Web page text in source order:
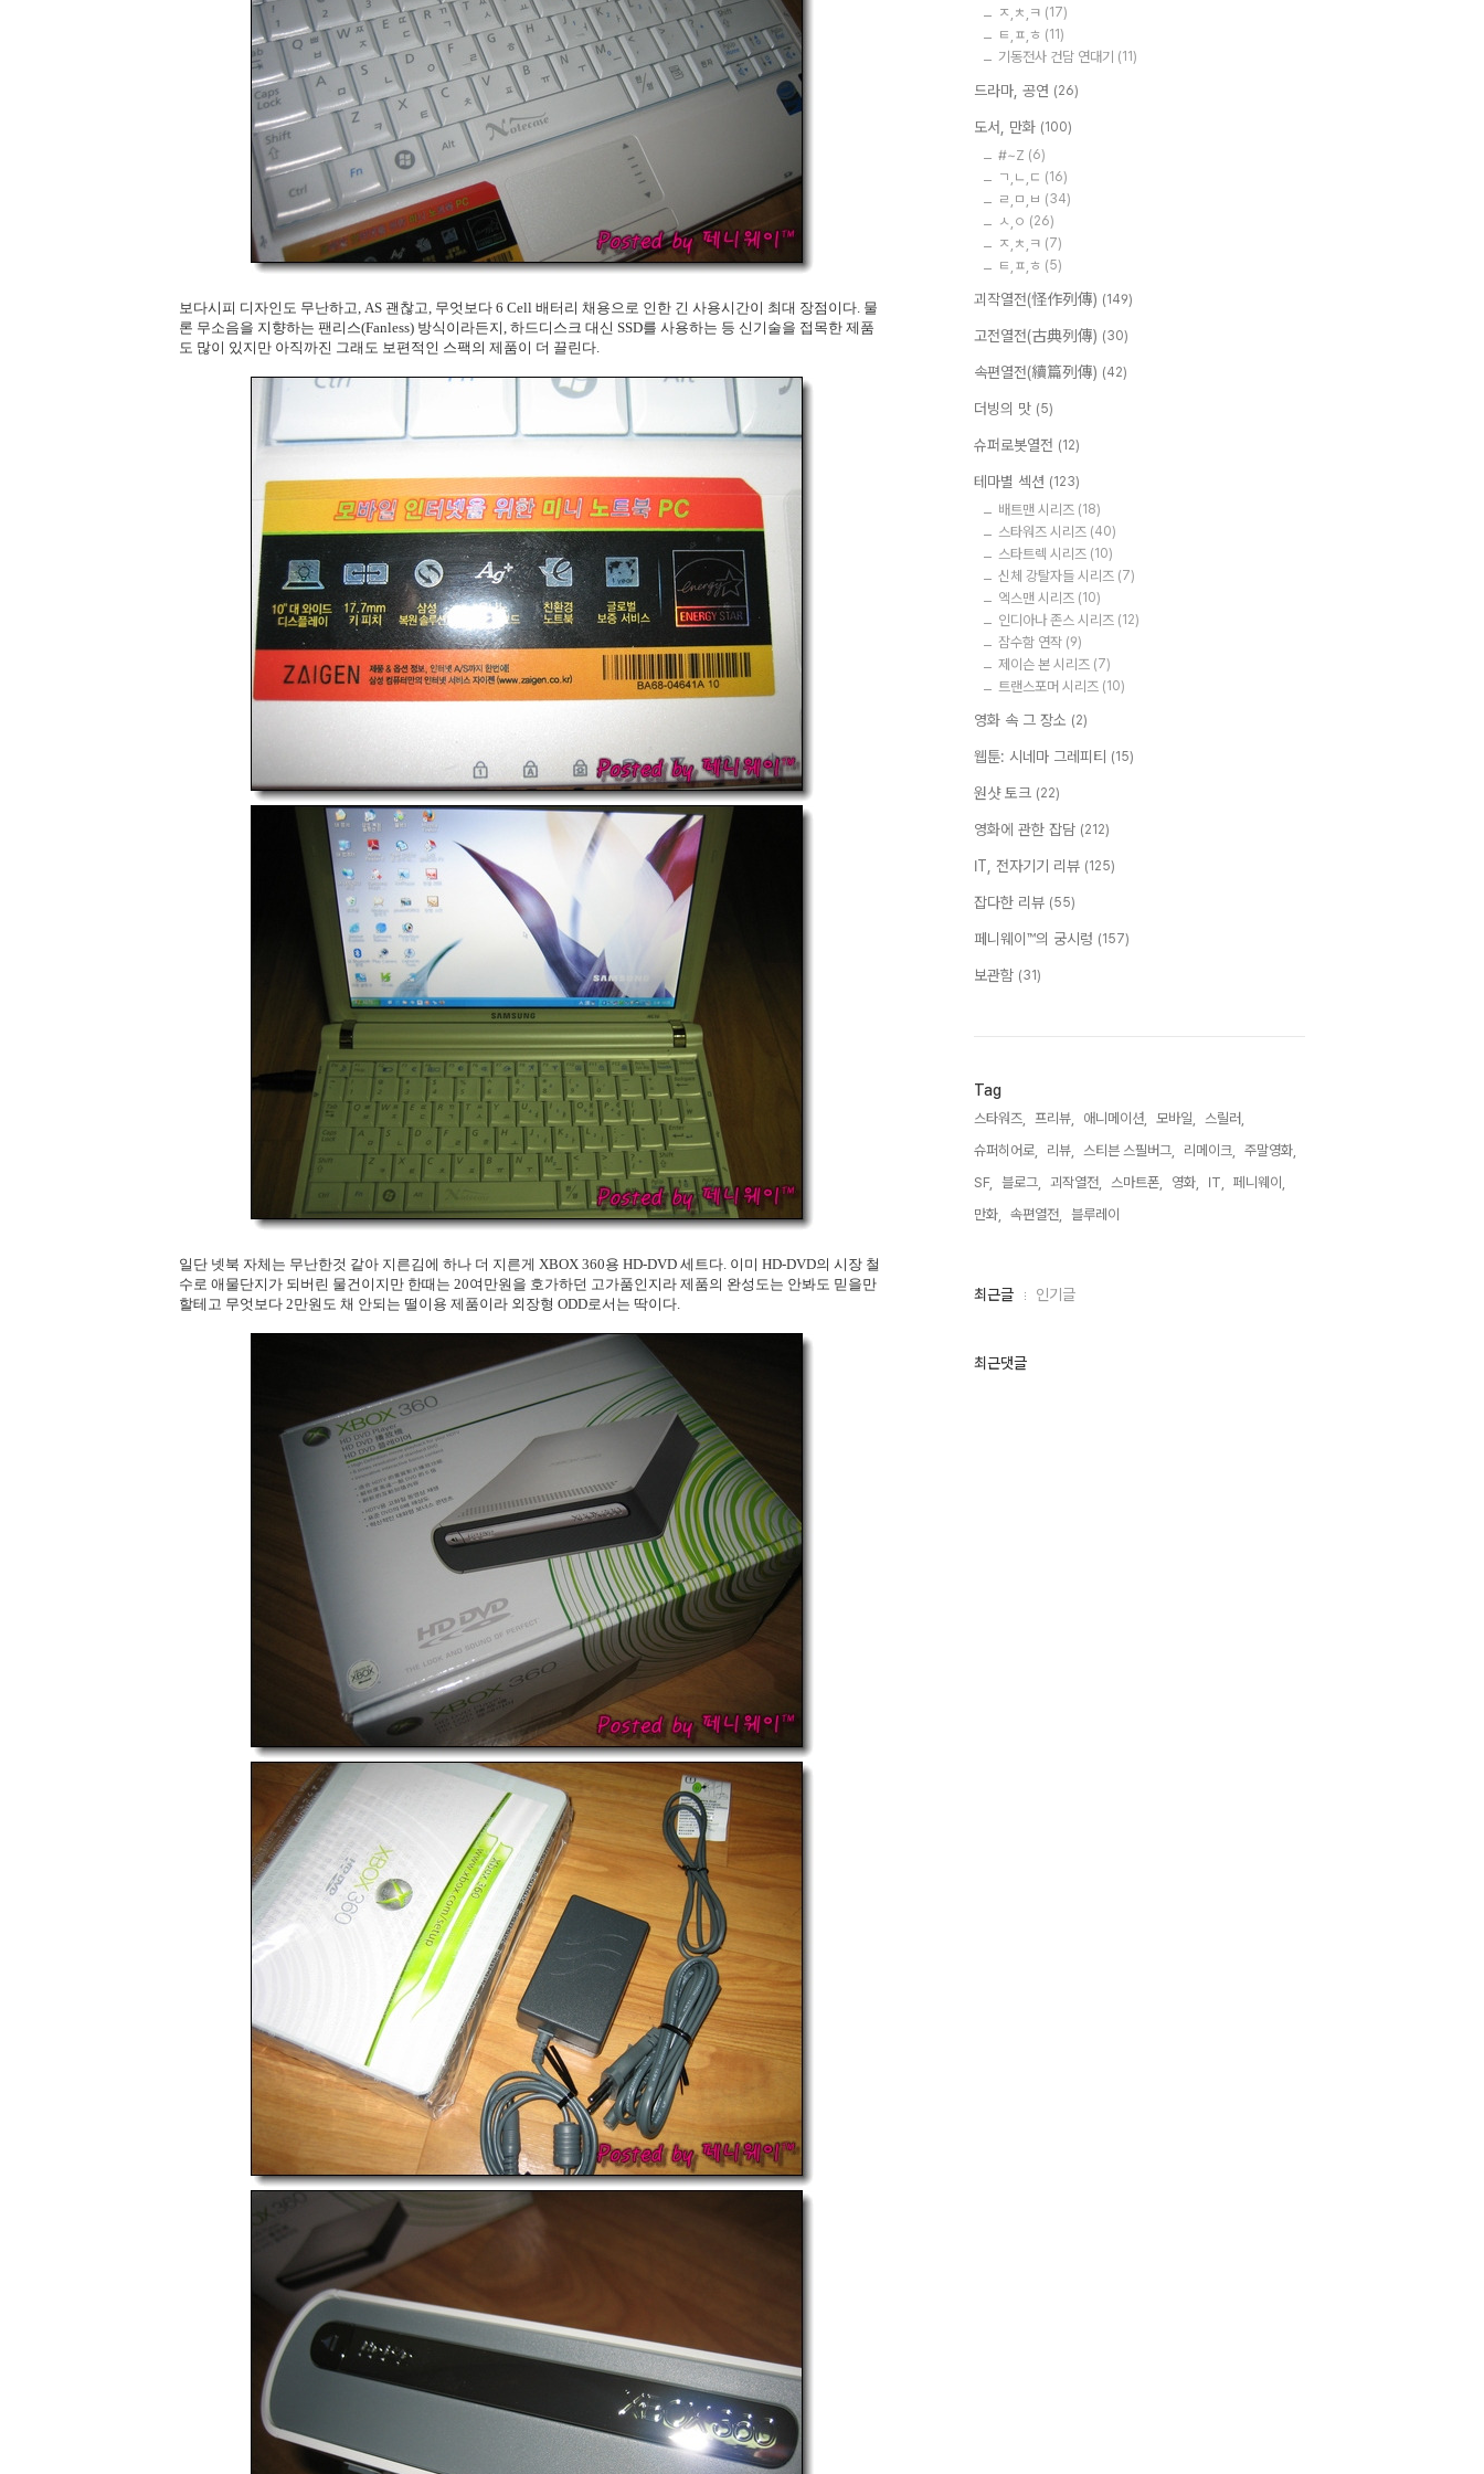
보다시피 디자인도 무난하고, AS 괜찮고, 무엇보다 6 Cell 배터리 채용으로 인한 긴 사용시간이 최대 장점이다. 물
론 무소음을 지향하는 팬리스(Fanless) 방식이라든지, 하드디스크 대신 SSD를 사용하는 등 신기술을 접목한 제품
도 많이 있지만 아직까진 그래도 보편적인 스팩의 제품이 더 끌린다.
일단 넷북 자체는 무난한것 같아 지른김에 하나 더 지른게 XBOX 360용 HD-DVD 세트다. 이미 HD-DVD의 시장 철
수로 애물단지가 되버린 물건이지만 한때는 20여만원을 호가하던 고가품인지라 제품의 완성도는 안봐도 믿을만
할테고 무엇보다 2만원도 채 안되는 떨이용 제품이라 외장형 ODD로서는 딱이다.
ㅈ,ㅊ,ㅋ (17)
ㅌ,ㅍ,ㅎ (11)
기동전사 건담 연대기 (11)
드라마, 공연 (26)
도서, 만화 (100)
#~Z (6)
ㄱ,ㄴ,ㄷ (16)
ㄹ,ㅁ,ㅂ (34)
ㅅ,ㅇ (26)
ㅈ,ㅊ,ㅋ (7)
ㅌ,ㅍ,ㅎ (5)
괴작열전(怪作列傳) (149)
고전열전(古典列傳) (30)
속편열전(續篇列傳) (42)
더빙의 맛 (5)
슈퍼로봇열전 (12)
테마별 섹션 (123)
배트맨 시리즈 (18)
스타워즈 시리즈 (40)
스타트렉 시리즈 (10)
신체 강탈자들 시리즈 (7)
엑스맨 시리즈 (10)
인디아나 존스 시리즈 (12)
잠수함 연작 (9)
제이슨 본 시리즈 (7)
트랜스포머 시리즈 (10)
영화 속 그 장소 (2)
웹툰: 시네마 그레피티 (15)
원샷 토크 (22)
영화에 관한 잡담 (212)
IT, 전자기기 리뷰 (125)
잡다한 리뷰 (55)
페니웨이™의 궁시렁 (157)
보관함 (31)
Tag
스타워즈, 프리뷰, 애니메이션, 모바일,
스릴러,
슈퍼히어로,
리뷰, 스티븐 스필버그, 리메이크,
주말영화,
SF,
블로그, 괴작열전, 스마트폰, 영화, IT,
페니웨이,
만화,
속편열전, 블루레이,
최
인
최근글 인기글
최근댓글